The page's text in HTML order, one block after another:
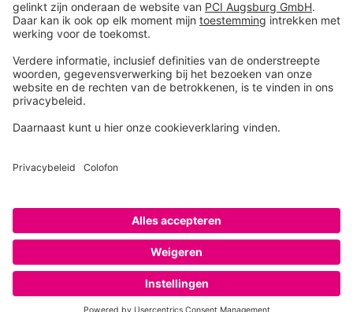
Over THOMSIT
Contact
Privacy instellingen
Copyright © 2026 PCI Augsburg GmbH